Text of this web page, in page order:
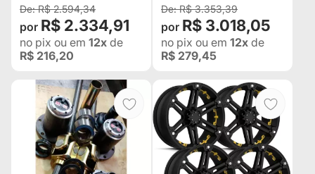
R$ 2.594,34
R$ 2.334,91
no pix ou em 12x de
R$ 216,20
R$ 3.353,39
R$ 3.018,05
no pix ou em 12x de
R$ 279,45